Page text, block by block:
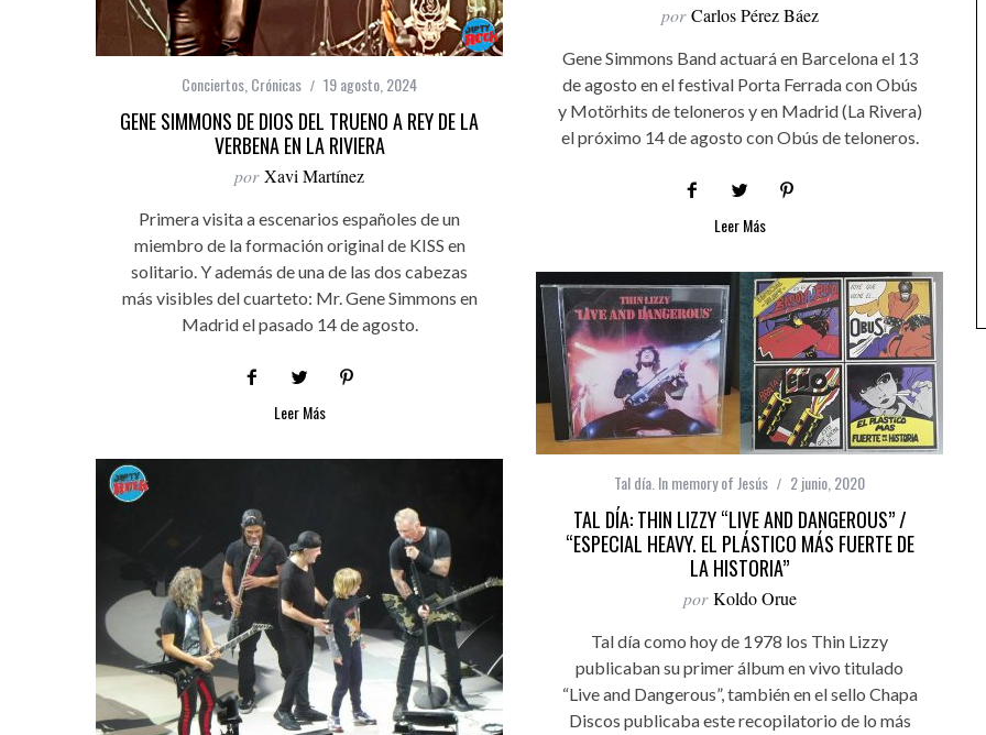
Conciertos Crónicas 19 agosto, 2024
GENE SIMMONS DE DIOS DEL TRUENO A REY DE LA
VERBENA EN LA RIVIERA
por Xavi Martínez
Primera visita a escenarios españoles de un
miembro de la formación original de KISS en
solitario. Y además de una de las dos cabezas
más visibles del cuarteto: Mr. Gene Simmons en
Madrid el pasado 14 de agosto.
Leer Más
por Carlos Pérez Báez
Gene Simmons Band actuará en Barcelona el 13
de agosto en el festival Porta Ferrada con Obús
y Motörhits de teloneros y en Madrid (La Rivera)
el próximo 14 de agosto con Obús de teloneros.
Leer Más
Tal día. In memory of Jesús 2 junio, 2020
TAL DÍA: THIN LIZZY “LIVE AND DANGEROUS” /
“ESPECIAL HEAVY. EL PLÁSTICO MÁS FUERTE DE
LA HISTORIA”
por Koldo Orue
Tal día como hoy de 1978 los Thin Lizzy
publicaban su primer álbum en vivo titulado
“Live and Dangerous”, también en el sello Chapa
Discos publicaba este recopilatorio de lo más